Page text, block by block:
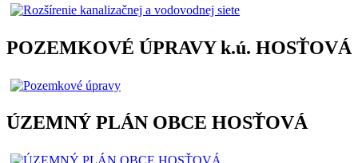
POZEMKOVÉ ÚPRAVY k.ú. HOSŤOVÁ
ÚZEMNÝ PLÁN OBCE HOSŤOVÁ